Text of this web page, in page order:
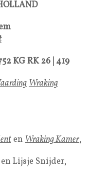
KG RK 26 | 419
Wraking
en Wraking Kamer,
Lijsje Snijder,